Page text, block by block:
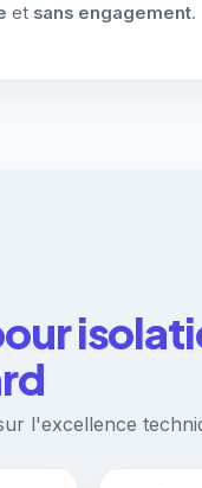
et sans engagement.
l'excellence